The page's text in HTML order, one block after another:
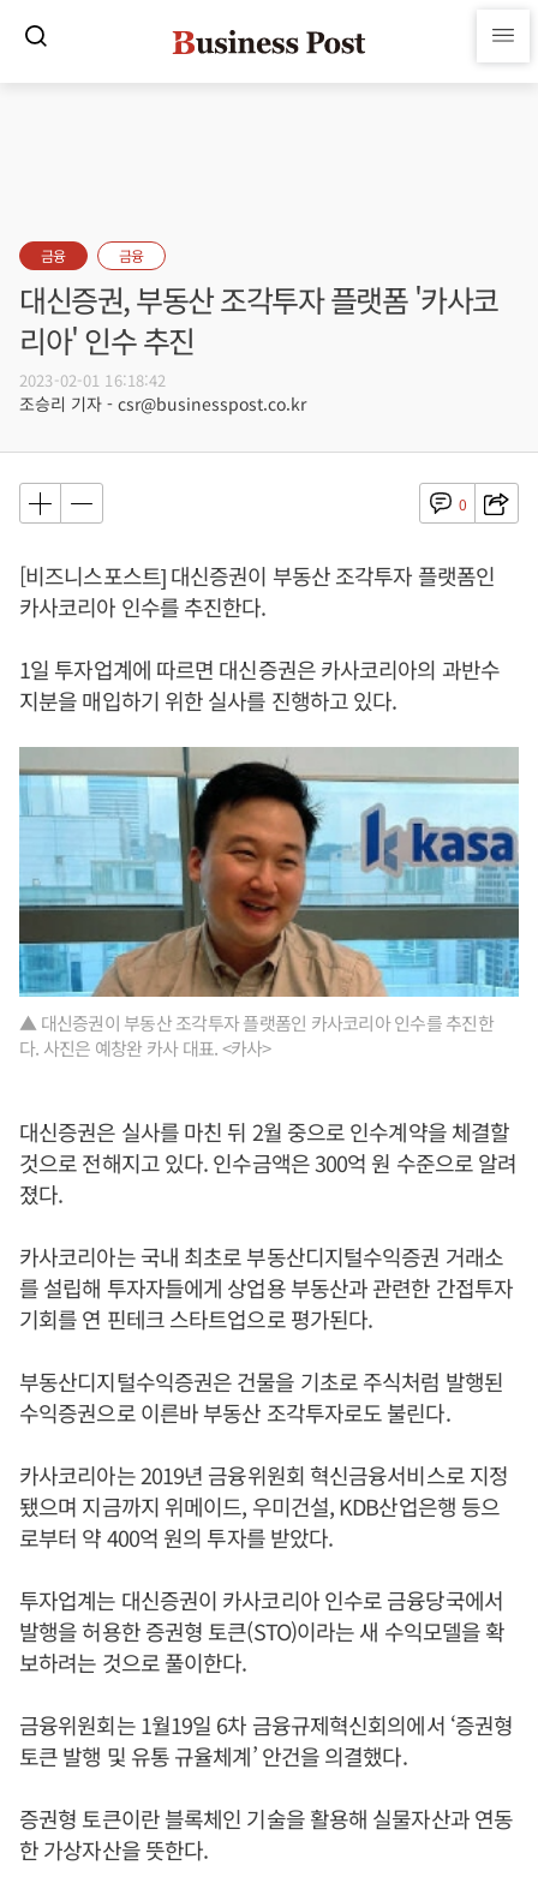
금융 금융
대신증권, 부동산 조각투자 플랫폼 '카사코
리아' 인수 추진
2023-02-01 16:18:42
조승리 기자 - csr@businesspost.co.kr
0
[비즈니스포스트] 대신증권이 부동산 조각투자 플랫폼인
카사코리아 인수를 추진한다.
1일 투자업계에 따르면 대신증권은 카사코리아의 과반수
지분을 매입하기 위한 실사를 진행하고 있다.
▲ 대신증권이 부동산 조각투자 플랫폼인 카사코리아 인수를 추진한
다. 사진은 예창완 카사 대표. <카사>
대신증권은 실사를 마친 뒤 2월 중으로 인수계약을 체결할
것으로 전해지고 있다. 인수금액은 300억 원 수준으로 알려
졌다.
카사코리아는 국내 최초로 부동산디지털수익증권 거래소
를 설립해 투자자들에게 상업용 부동산과 관련한 간접투자
기회를 연 핀테크 스타트업으로 평가된다.
부동산디지털수익증권은 건물을 기초로 주식처럼 발행된
수익증권으로 이른바 부동산 조각투자로도 불린다.
카사코리아는 2019년 금융위원회 혁신금융서비스로 지정
됐으며 지금까지 위메이드, 우미건설, KDB산업은행 등으
로부터 약 400억 원의 투자를 받았다.
투자업계는 대신증권이 카사코리아 인수로 금융당국에서
발행을 허용한 증권형 토큰(STO)이라는 새 수익모델을 확
보하려는 것으로 풀이한다.
금융위원회는 1월19일 6차 금융규제혁신회의에서 ‘증권형
토큰 발행 및 유통 규율체계’ 안건을 의결했다.
증권형 토큰이란 블록체인 기술을 활용해 실물자산과 연동
한 가상자산을 뜻한다.